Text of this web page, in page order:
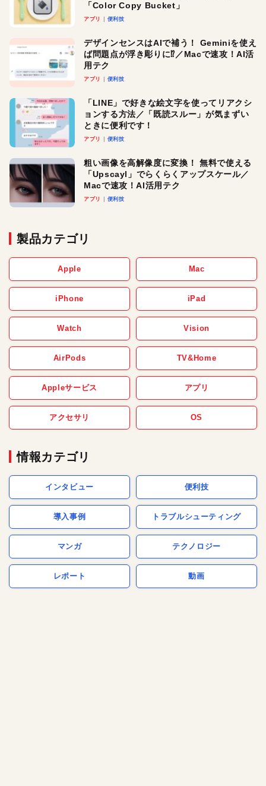
「Color Copy Bucket」
アプリ 便利技
デザインセンスはAIで補う！ Geminiを使え
ば問題点が浮き彫りに⁉︎／Macで速攻！AI活
用テク
アプリ 便利技
「LINE」で好きな絵文字を使ってリアクシ
ョンする方法／「既読スルー」が気まずい
ときに便利です！
アプリ 便利技
粗い画像を高解像度に変換！ 無料で使える
「Upscayl」でらくらくアップスケール／
Macで速攻！AI活用テク
アプリ 便利技
製品カテゴリ
Apple Mac
iPhone iPad
Watch Vision
AirPods TV&Home
Appleサービス アプリ
アクセサリ OS
情報カテゴリ
インタビュー 便利技
導入事例 トラブルシューティング
マンガ テクノロジー
レポート 動画